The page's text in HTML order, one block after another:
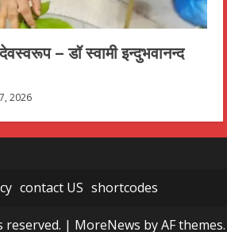
– डॉ स्वामी इन्दुभवानन्द
2026
contact US shortcodes
| MoreNews by AF themes.